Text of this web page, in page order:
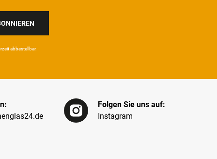
ab­bestel­lbar.
Folgen Sie uns auf:
Instagram